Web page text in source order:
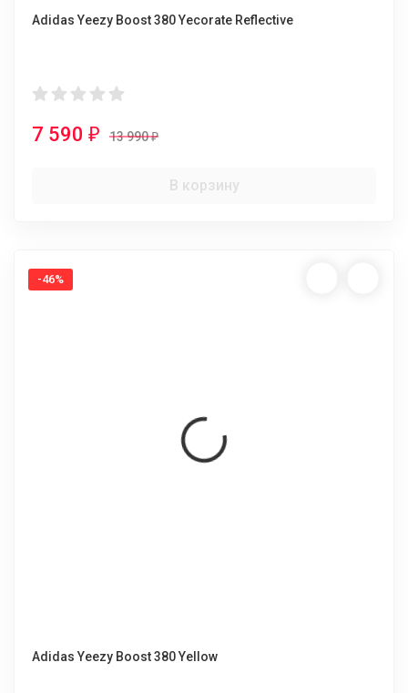
Adidas Yeezy Boost 380 Yecorate Reflective
7 590 ₽ 13 990₽
В корзину
-46%
Adidas Yeezy Boost 380 Yellow